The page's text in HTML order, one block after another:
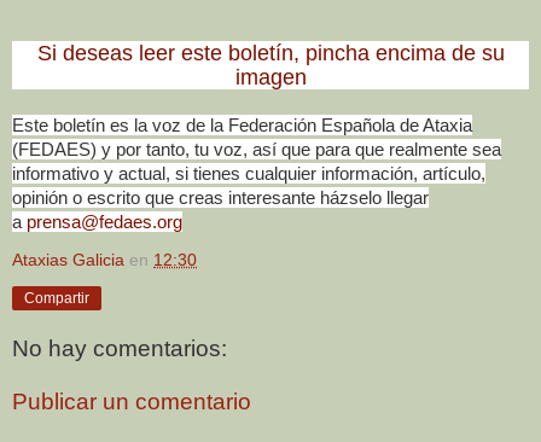
Si deseas leer este boletín, pincha encima de su
imagen
Este boletín es la voz de la Federación Española de Ataxia
(FEDAES) y por tanto, tu voz, así que para que realmente sea
informativo y actual, si tienes cualquier información, artículo,
opinión o escrito que creas interesante házselo llegar
a prensa@fedaes.org
Ataxias Galicia en 12:30
Compartir
No hay comentarios:
Publicar un comentario